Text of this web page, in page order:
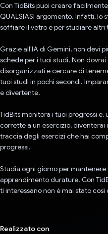
Con TidBits puoi creare
QUALSIASI argomento. Infatti, lo
soffiare il vetro e per studiare altri
Grazie all'IA di Gemini, non devi
schede per i tuoi studi. Non
disorganizzati e cercare di
tuoi studi in pochi secondi.
e divertente.
TidBits monitora i tuoi progressi
corrette a un esercizio, diventerai
traccia degli esercizi che hai
progressi.
Studia ogni giorno per
apprendimento durature. Con
ti interessano non è mai stato
Realizzato con